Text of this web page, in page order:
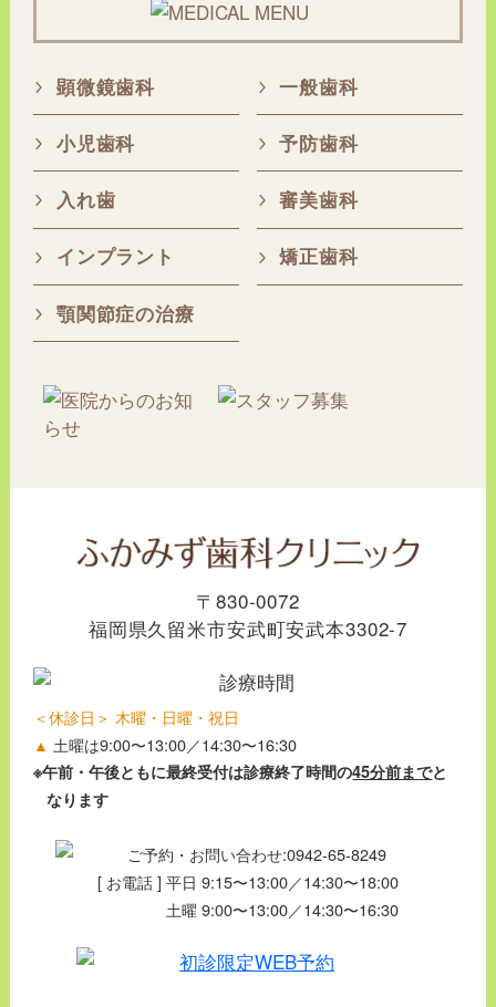
顕微鏡歯科 一般歯科
小児歯科 予防歯科
入れ歯 審美歯科
インプラント 矯正歯科
顎関節症の治療
〒830-0072
福岡県久留米市安武町安武本3302-7
＜休診日＞ 木曜・日曜・祝日
▲ 土曜は9:00〜13:00／14:30〜16:30
※午前・午後ともに最終受付は診療終了時間の45分前までと
なります
[ お電話 ] 平日 9:15〜13:00／14:30〜18:00
土曜 9:00〜13:00／14:30〜16:30